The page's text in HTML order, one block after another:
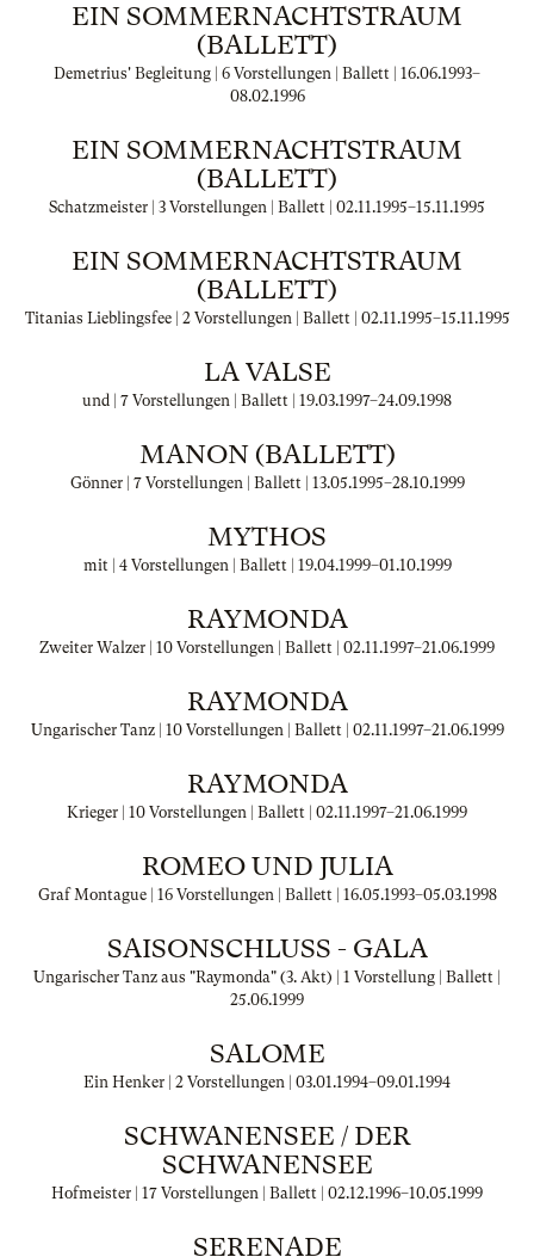
EIN SOMMERNACHTSTRAUM
(BALLETT)
Demetrius' Begleitung | 6 Vorstellungen | Ballett | 16.06.1993–
08.02.1996
EIN SOMMERNACHTSTRAUM
(BALLETT)
Schatzmeister | 3 Vorstellungen | Ballett | 02.11.1995–15.11.1995
EIN SOMMERNACHTSTRAUM
(BALLETT)
Titanias Lieblingsfee | 2 Vorstellungen | Ballett | 02.11.1995–15.11.1995
LA VALSE
und | 7 Vorstellungen | Ballett | 19.03.1997–24.09.1998
MANON (BALLETT)
Gönner | 7 Vorstellungen | Ballett | 13.05.1995–28.10.1999
MYTHOS
mit | 4 Vorstellungen | Ballett | 19.04.1999–01.10.1999
RAYMONDA
Zweiter Walzer | 10 Vorstellungen | Ballett | 02.11.1997–21.06.1999
RAYMONDA
Ungarischer Tanz | 10 Vorstellungen | Ballett | 02.11.1997–21.06.1999
RAYMONDA
Krieger | 10 Vorstellungen | Ballett | 02.11.1997–21.06.1999
ROMEO UND JULIA
Graf Montague | 16 Vorstellungen | Ballett | 16.05.1993–05.03.1998
SAISONSCHLUSS - GALA
Ungarischer Tanz aus "Raymonda" (3. Akt) | 1 Vorstellung | Ballett |
25.06.1999
SALOME
Ein Henker | 2 Vorstellungen | 03.01.1994–09.01.1994
SCHWANENSEE / DER
SCHWANENSEE
Hofmeister | 17 Vorstellungen | Ballett | 02.12.1996–10.05.1999
SERENADE